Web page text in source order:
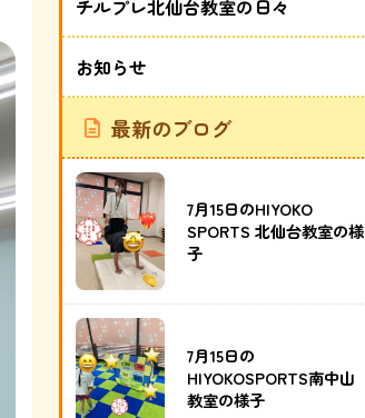
チルプレ北仙台教室の日々
お知らせ
最新のブログ
7月15日のHIYOKO
SPORTS 北仙台教室の様
子
7月15日の
HIYOKOSPORTS南中山
教室の様子